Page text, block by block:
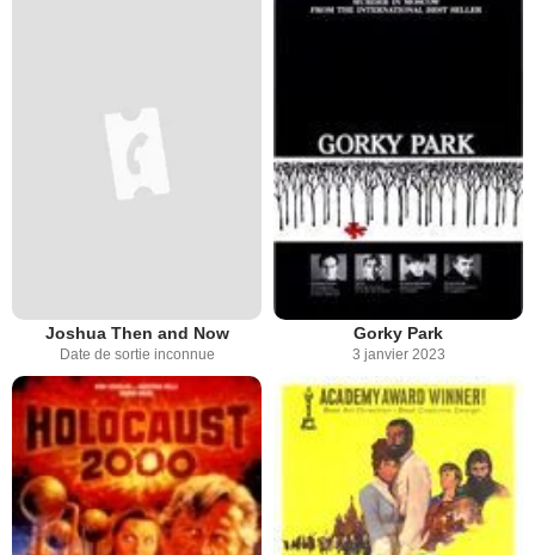
Joshua Then and Now
Date de sortie inconnue
Gorky Park
3 janvier 2023